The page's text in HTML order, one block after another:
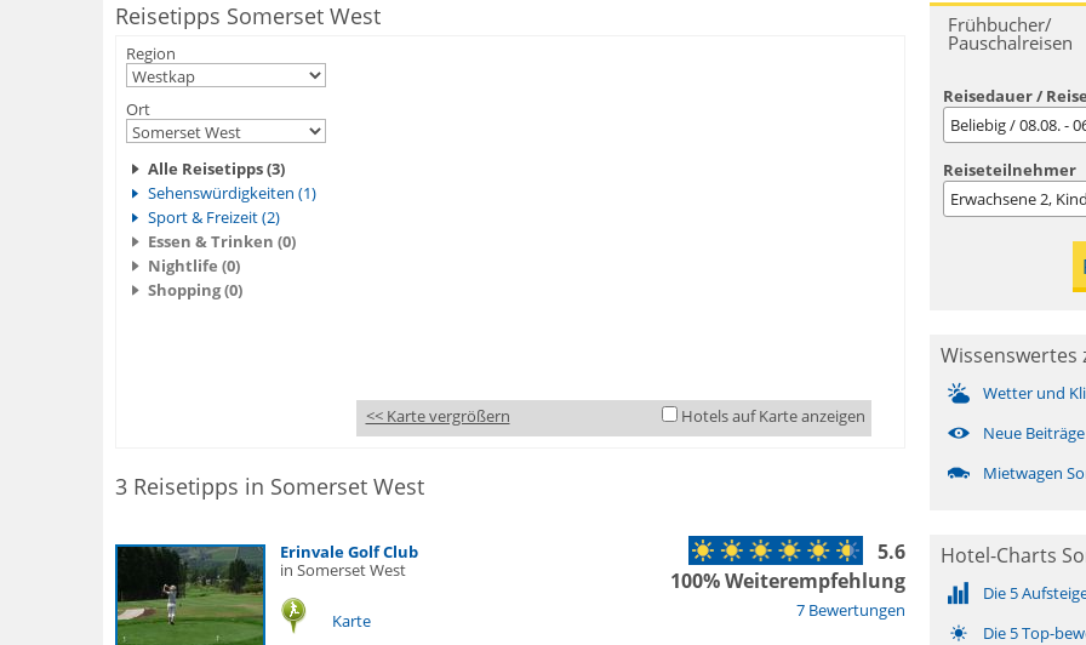
Reisetipps Somerset West
Region
Ort
Alle Reisetipps (3)
Sehenswürdigkeiten (1)
Sport & Freizeit (2)
Essen & Trinken (0)
Nightlife (0)
Shopping (0)
<< Karte vergrößern Hotels auf Karte anzeigen
3 Reisetipps in Somerset West
Erinvale Golf Club
in Somerset West
Karte 7 Bewertungen
5.6
100% Weiterempfehlung
Frühbucher/
Pauschalreisen
Reisedauer /
Beliebig / 08.08. -
Reiseteilnehmer
Erwachsene2,
Wissenswertes
Wetter und
Neue
Mietwagen
Hotel-Charts
Die 5
Die 5 Top-